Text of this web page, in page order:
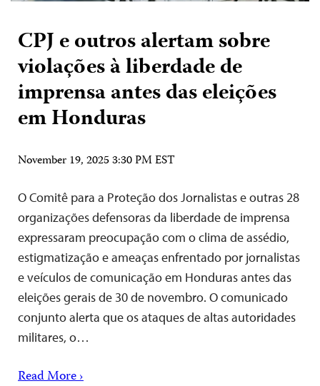
CPJ e outros alertam sobre
violações à liberdade de
imprensa antes das eleições
em Honduras
November 19, 2025 3:30 PM EST
O Comitê para a Proteção dos Jornalistas e outras 28
organizações defensoras da liberdade de imprensa
expressaram preocupação com o clima de assédio,
estigmatização e ameaças enfrentado por jornalistas
e veículos de comunicação em Honduras antes das
eleições gerais de 30 de novembro. O comunicado
conjunto alerta que os ataques de altas autoridades
militares, o…
Read More ›